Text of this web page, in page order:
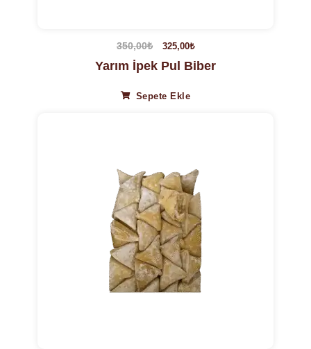
350,00₺ 325,00₺
Yarım İpek Pul Biber
Sepete Ekle